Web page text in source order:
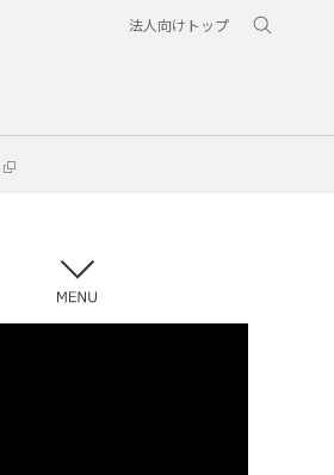
法人向けトップ